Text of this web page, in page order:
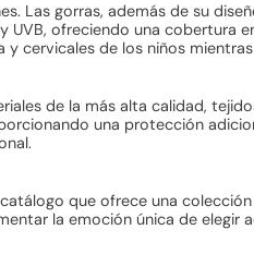
Las gorras, además de su
ofreciendo una cobertura
cervicales de los niños
de la más alta calidad,
una protección
que ofrece una
la emoción única de elegir